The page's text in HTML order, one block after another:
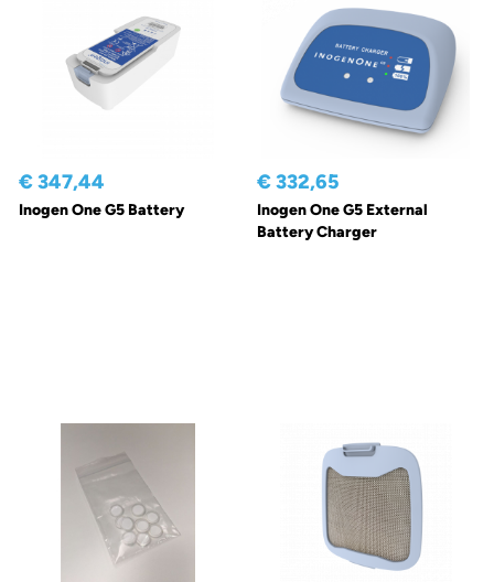
€ 347,44
Inogen One G5 Battery
€ 332,65
Inogen One G5 External
Battery Charger